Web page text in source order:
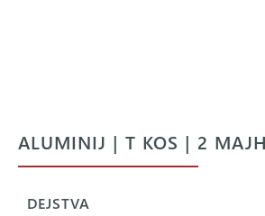
ALUMINIJ | T KOS | 2
DEJSTVA